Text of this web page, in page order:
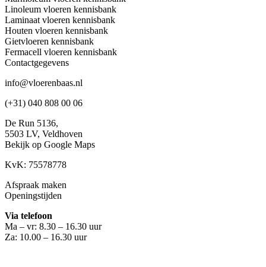
Linoleum vloeren kennisbank
Laminaat vloeren kennisbank
Houten vloeren kennisbank
Gietvloeren kennisbank
Fermacell vloeren kennisbank
Contactgegevens
info@vloerenbaas.nl
(+31) 040 808 00 06
De Run 5136,
5503 LV, Veldhoven
Bekijk op Google Maps
KvK: 75578778
Afspraak maken
Openingstijden
Via telefoon
Ma – vr: 8.30 – 16.30 uur
Za: 10.00 – 16.30 uur